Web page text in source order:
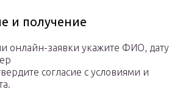
и получение
онлайн-заявки укажите ФИО, дату
согласие с условиями и